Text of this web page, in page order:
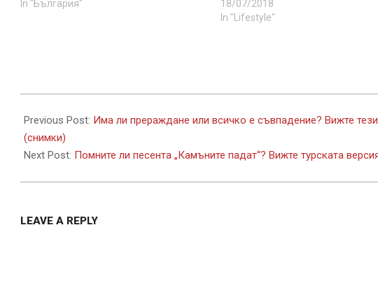
In "България"
18/07/2018
In "Lifestyle"
07-
22
Previous Post: Има ли прераждане или всичко е съвпадение? Вижте
(снимки)
Next Post: Помните ли песента „Камъните падат“? Вижте турската
LEAVE A REPLY